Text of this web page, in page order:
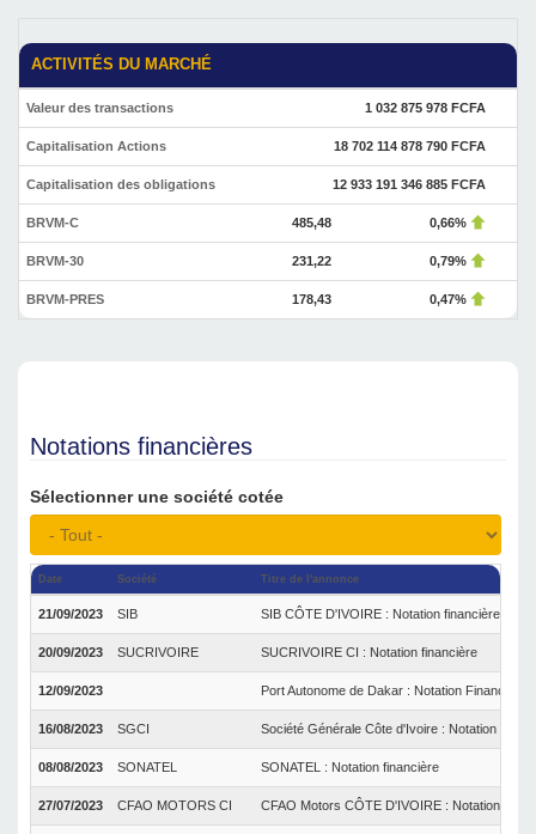
ACTIVITÉS DU MARCHÉ
Valeur des transactions 1 032 875 978 FCFA
Capitalisation Actions 18 702 114 878 790 FCFA
Capitalisation des obligations 12 933 191 346 885 FCFA
BRVM-C 485,48 0,66%
BRVM-30 231,22 0,79%
BRVM-PRES 178,43 0,47%
Notations financières
Sélectionner une société cotée
Date Société Titre de l'annonce
21/09/2023 SIB SIB CÔTE D'IVOIRE : Notation financière
20/09/2023 SUCRIVOIRE SUCRIVOIRE CI : Notation financière
12/09/2023 Port Autonome de Dakar : Notation Financière
16/08/2023 SGCI Société Générale Côte d'Ivoire : Notation
08/08/2023 SONATEL SONATEL : Notation financière
27/07/2023 CFAO MOTORS CI CFAO Motors CÔTE D'IVOIRE : Notation